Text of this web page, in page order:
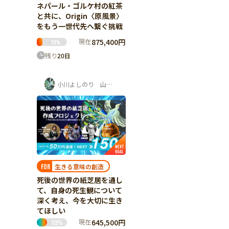
ネパール・ゴルケ村の紅茶
と共に、Origin〈原風景〉
をもう一世代先へ繋ぐ挑戦
19% 現在875,400円
残り20日
小川よしのり 山村香織
FOR 生きる意味の創造
死後の世界の紙芝居を通し
て、自身の死生観について
深く考え、今を大切に生き
てほしい
129% 現在645,500円